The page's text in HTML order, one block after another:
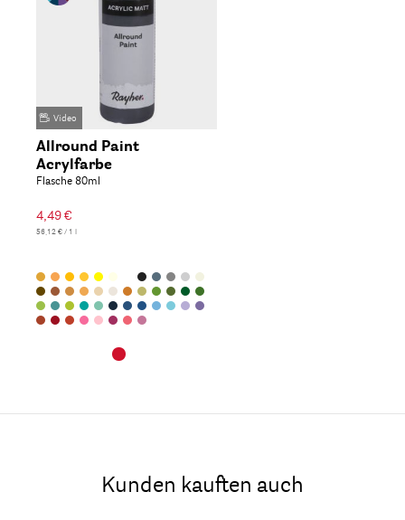
Video
Allround Paint
Acrylfarbe
Flasche 80ml
4,49 €
56,12 € / 1 l
Kunden kauften auch